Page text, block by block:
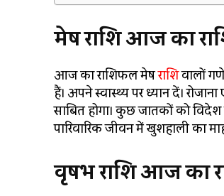
मेष राशि आज का
आज का राशिफल मेषराशिवालों
हैं। अपने स्वास्थ्य पर ध्यान दें।
साबित होगा। कुछ जातकों को
पारिवारिक जीवन में खुशहाली का
वृषभ राशि आज का